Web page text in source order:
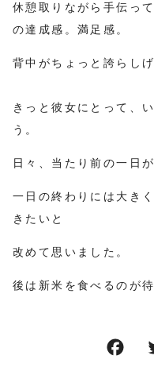
休憩取りながら手伝っ
の達成感。満足感。
背中がちょっと誇らしげ
きっと彼女にとって、
う。
日々、当たり前の一日
一日の終わりには大き
きたいと
改めて思いました。
後は新米を食べるのが